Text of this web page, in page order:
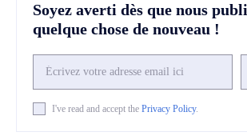
Soyez averti dès que nous
quelque chose de nouveau !
I've read and accept the Privacy Policy.